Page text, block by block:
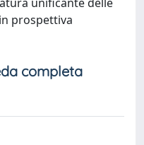
prospettiva
completa